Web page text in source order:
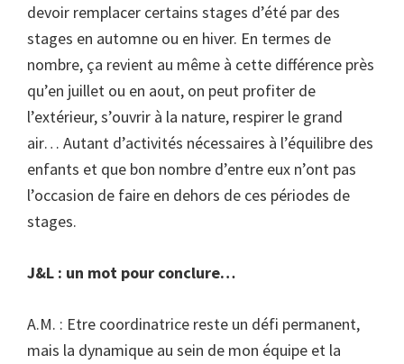
devoir remplacer certains stages d’été par des
stages en automne ou en hiver. En termes de
nombre, ça revient au même à cette différence près
qu’en juillet ou en aout, on peut profiter de
l’extérieur, s’ouvrir à la nature, respirer le grand
air… Autant d’activités nécessaires à l’équilibre des
enfants et que bon nombre d’entre eux n’ont pas
l’occasion de faire en dehors de ces périodes de
stages.
J&L : un mot pour conclure…
A.M. : Etre coordinatrice reste un défi permanent,
mais la dynamique au sein de mon équipe et la